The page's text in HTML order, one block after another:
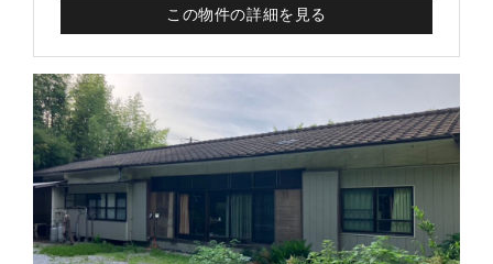
この物件の詳細を見る